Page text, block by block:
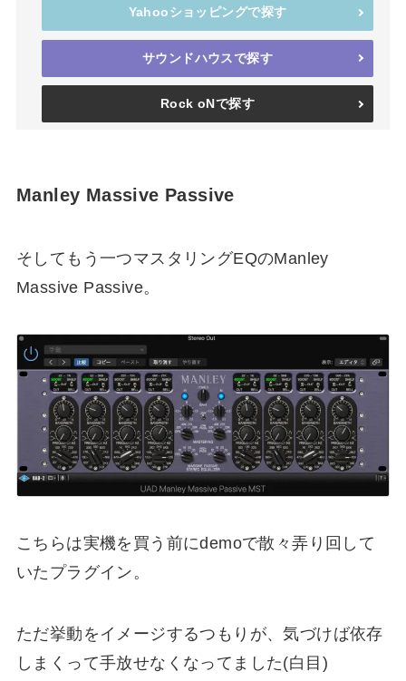
Yahooショッピングで探す
サウンドハウスで探す
Rock oNで探す
Manley Massive Passive
そしてもう一つマスタリングEQのManley
Massive Passive。
こちらは実機を買う前にdemoで散々弄り回して
いたプラグイン。
ただ挙動をイメージするつもりが、気づけば依存
しまくって手放せなくなってました(白目)